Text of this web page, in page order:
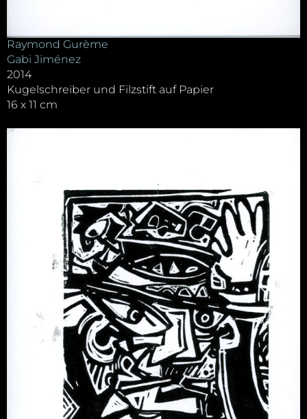
Raymond Gurème
Gabi Jiménez
2014
Kugelschreiber und Filzstift auf Papier
16 x 11 cm